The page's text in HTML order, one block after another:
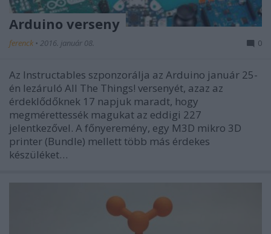
Arduino verseny
ferenck • 2016. január 08. 0
Az Instructables szponzorálja az Arduino január 25-
én lezáruló All The Things! versenyét, azaz az
érdeklődőknek 17 napjuk maradt, hogy
megmérettessék magukat az eddigi 227
jelentkezővel. A főnyeremény, egy M3D mikro 3D
printer (Bundle) mellett több más érdekes
készüléket…